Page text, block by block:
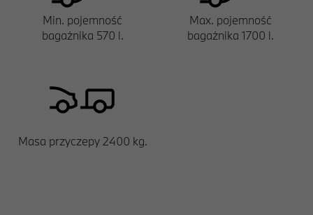
Min. pojemność
bagażnika 570 l.
Max. pojemność
bagażnika 1700 l.
Masa przyczepy 2400 kg.